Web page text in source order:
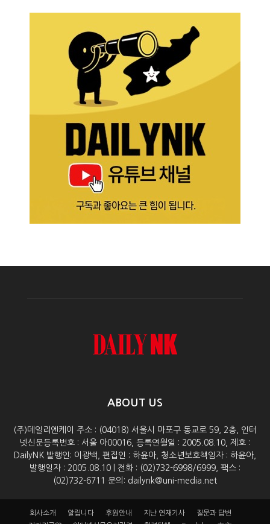
ABOUT US
(주)데일리엔케이 주소 : (04018) 서울시 마포구 동교로 59, 2층, 인터
넷신문등록번호 : 서울 아00016, 등록연월일 : 2005.08.10, 제호 :
DailyNK 발행인: 이광백, 편집인 : 하윤아, 청소년보호책임자 : 하윤아,
발행일자 : 2005.08.10 | 전화 : (02)732-6998/6999, 팩스 :
(02)732-6711 문의: dailynk@uni-media.net
회사소개 알립니다 후원안내 지난 연재기사
질문과 답변